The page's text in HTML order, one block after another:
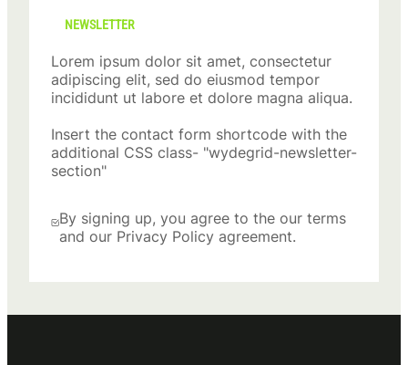
NEWSLETTER
Lorem ipsum dolor sit amet, consectetur
adipiscing elit, sed do eiusmod tempor
incididunt ut labore et dolore magna aliqua.
Insert the contact form shortcode with the
additional CSS class- "wydegrid-newsletter-
section"
By signing up, you agree to the our terms
and our Privacy Policy agreement.